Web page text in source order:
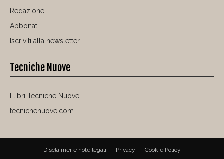
Redazione
Abbonati
Iscriviti alla newsletter
Tecniche Nuove
I libri Tecniche Nuove
tecnichenuove.com
Disclaimer e note legali Privacy Cookie Policy